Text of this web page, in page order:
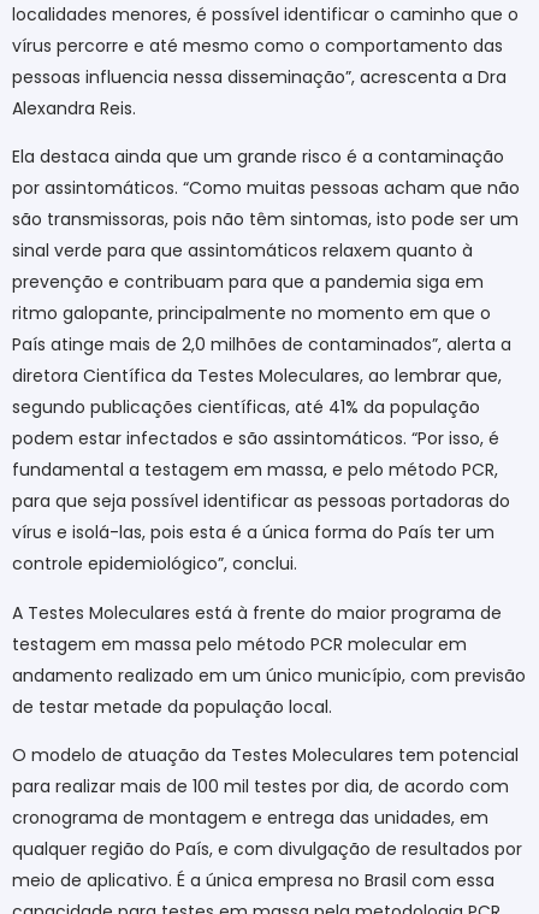
localidades menores, é possível identificar o caminho que o
vírus percorre e até mesmo como o comportamento das
pessoas influencia nessa disseminação”, acrescenta a Dra
Alexandra Reis.
Ela destaca ainda que um grande risco é a contaminação
por assintomáticos. “Como muitas pessoas acham que não
são transmissoras, pois não têm sintomas, isto pode ser um
sinal verde para que assintomáticos relaxem quanto à
prevenção e contribuam para que a pandemia siga em
ritmo galopante, principalmente no momento em que o
País atinge mais de 2,0 milhões de contaminados”, alerta a
diretora Científica da Testes Moleculares, ao lembrar que,
segundo publicações científicas, até 41% da população
podem estar infectados e são assintomáticos. “Por isso, é
fundamental a testagem em massa, e pelo método PCR,
para que seja possível identificar as pessoas portadoras do
vírus e isolá-las, pois esta é a única forma do País ter um
controle epidemiológico”, conclui.
A Testes Moleculares está à frente do maior programa de
testagem em massa pelo método PCR molecular em
andamento realizado em um único município, com previsão
de testar metade da população local.
O modelo de atuação da Testes Moleculares tem potencial
para realizar mais de 100 mil testes por dia, de acordo com
cronograma de montagem e entrega das unidades, em
qualquer região do País, e com divulgação de resultados por
meio de aplicativo. É a única empresa no Brasil com essa